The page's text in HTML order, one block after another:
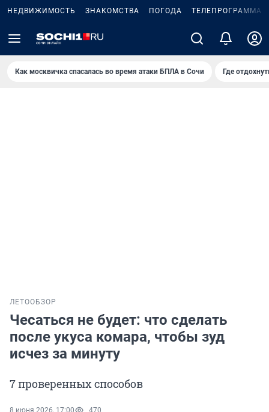
НЕДВИЖИМОСТЬ ЗНАКОМСТВА ПОГОДА ТЕЛЕПРОГРАММА
Как москвичка спасалась во время атаки БПЛА в Сочи Где
ЛЕТООБЗОР
Чесаться не будет: что сделать
после укуса комара, чтобы зуд
исчез за минуту
7 проверенных способов
8 июня 2026, 17:00 470